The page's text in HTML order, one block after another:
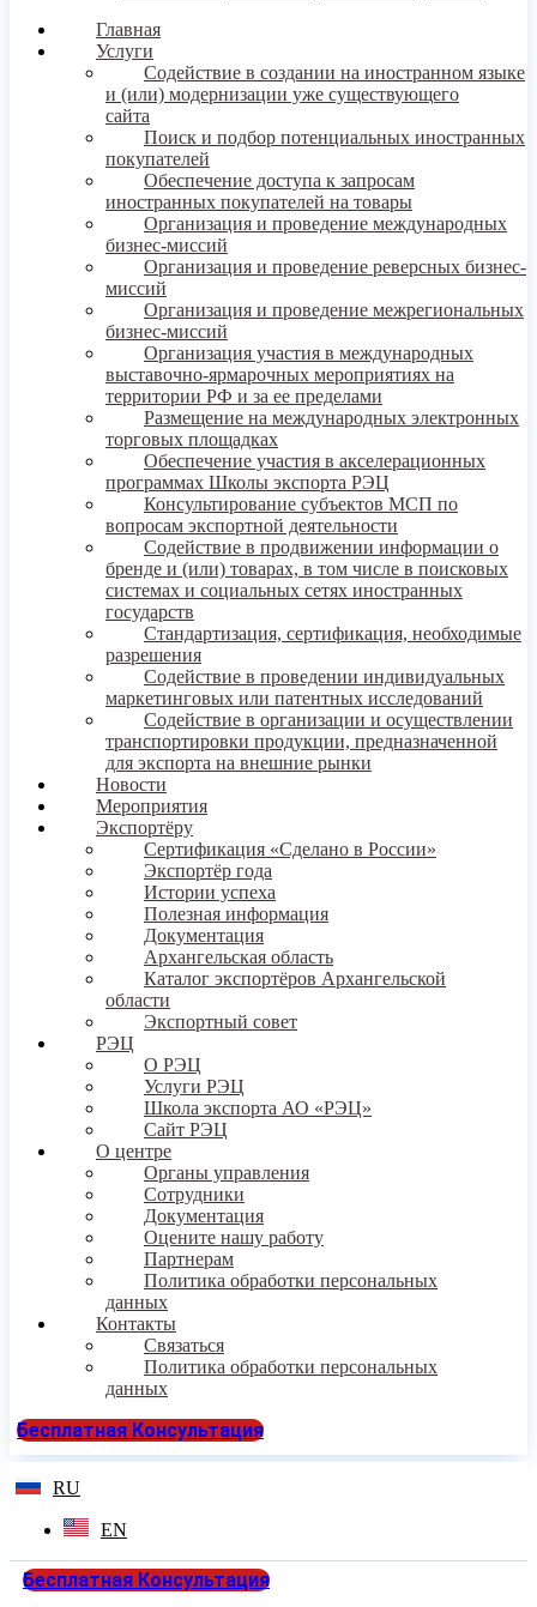
Главная
Услуги
Содействие в создании на иностранном языке
и (или) модернизации уже существующего
сайта
Поиск и подбор потенциальных иностранных
покупателей
Обеспечение доступа к запросам
иностранных покупателей на товары
Организация и проведение международных
бизнес-миссий
Организация и проведение реверсных бизнес-
миссий
Организация и проведение межрегиональных
бизнес-миссий
Организация участия в международных
выставочно-ярмарочных мероприятиях на
территории РФ и за ее пределами
Размещение на международных электронных
торговых площадках
Обеспечение участия в акселерационных
программах Школы экспорта РЭЦ
Консультирование субъектов МСП по
вопросам экспортной деятельности
Содействие в продвижении информации о
бренде и (или) товарах, в том числе в поисковых
системах и социальных сетях иностранных
государств
Стандартизация, сертификация, необходимые
разрешения
Содействие в проведении индивидуальных
маркетинговых или патентных исследований
Содействие в организации и осуществлении
транспортировки продукции, предназначенной
для экспорта на внешние рынки
Новости
Мероприятия
Экспортёру
Сертификация «Сделано в России»
Экспортёр года
Истории успеха
Полезная информация
Документация
Архангельская область
Каталог экспортёров Архангельской
области
Экспортный совет
РЭЦ
О РЭЦ
Услуги РЭЦ
Школа экспорта АО «РЭЦ»
Сайт РЭЦ
О центре
Органы управления
Сотрудники
Документация
Оцените нашу работу
Партнерам
Политика обработки персональных
данных
Контакты
Связаться
Политика обработки персональных
данных
Бесплатная Консультация
RU
EN
Бесплатная Консультация